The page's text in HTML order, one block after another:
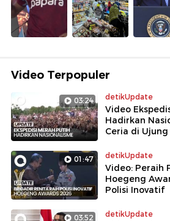
Video Terpopuler
03:24 detikUpdate
Video
Hadirkan
Ceria di Ujung
01:47 detikUpdate
Video: Peraih
Hoegeng
Polisi Inovatif
03:52 detikUpdate